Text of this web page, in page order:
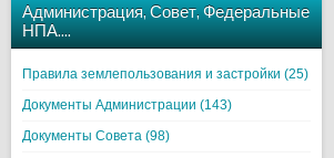
Администрация, Совет, Федеральные
НПА….
Правила землепользования и застройки (25)
Документы Администрации (143)
Документы Совета (98)